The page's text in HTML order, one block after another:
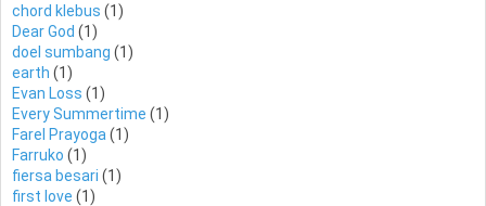
chord klebus (1)
Dear God (1)
doel sumbang (1)
earth (1)
Evan Loss (1)
Every Summertime (1)
Farel Prayoga (1)
Farruko (1)
fiersa besari (1)
first love (1)